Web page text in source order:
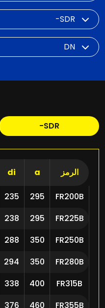
SDR
DN
SDR-
الرمز a
di
FR200B
295
235
FR225B
295
238
FR250B
350
288
FR280B
350
294
FR315B
400
338
FR355B
460
376